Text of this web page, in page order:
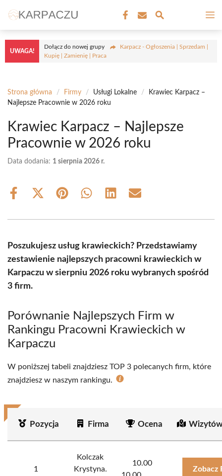
treści
UWAGA!
Dołącz do nowej grupy
Karpacz - Ogłoszenia | Sprzedam |
Kupię | Zamienię | Praca
Strona główna / Firmy / Usługi Lokalne /
Krawiec Karpacz –
Najlepsze Pracownie w 2026 roku
Krawiec Karpacz – Najlepsze
Pracownie w 2026 roku
Data dodania: 1 sierpnia 2026 r.
Share
Share
(Twitter)
Share Share Share Share
Poszukujesz usług krawieckich? Przedstawiamy
zestawienie najlepszych pracowni krawieckich w
Karpaczu w sierpniu 2026 roku wybranych spośród
3 firm.
Porównanie Najlepszych Firm w
Rankingu Pracowni Krawieckich w
Karpaczu
W poniższej tabeli znajdziesz TOP 3 polecanych firm, które
znajdziesz w naszym rankingu.
Pozycja Firma Ocena
1
Kolczak
Krystyna.
10.00
Zobacz